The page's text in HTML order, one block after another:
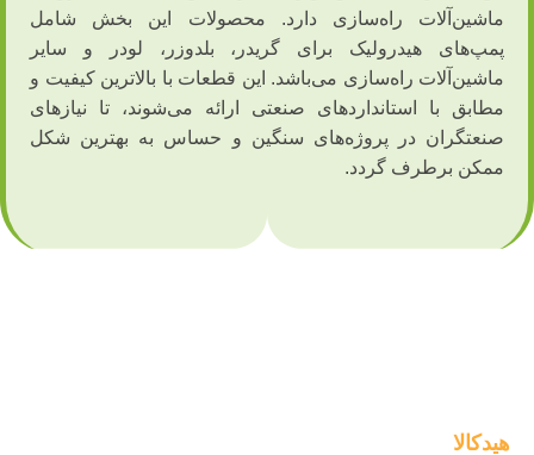
ماشین‌آلات راه‌سازی دارد. محصولات این بخش شامل
پمپ‌های هیدرولیک برای گریدر، بلدوزر، لودر و سایر
ماشین‌آلات راه‌سازی می‌باشد. این قطعات با بالاترین کیفیت و
مطابق با استانداردهای صنعتی ارائه می‌شوند، تا نیازهای
صنعتگران در پروژه‌های سنگین و حساس به بهترین شکل
ممکن برطرف گردد.
هیدکالا